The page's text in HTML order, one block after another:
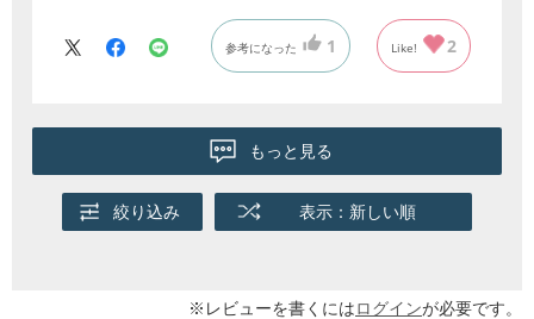
参考になった 1 Like! 2
もっと見る
絞り込み 表示：新しい順
※レビューを書くにはログインが必要です。